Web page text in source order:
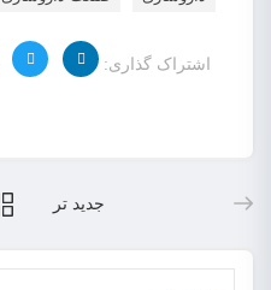
اشتراک گذاری:
جدید تر